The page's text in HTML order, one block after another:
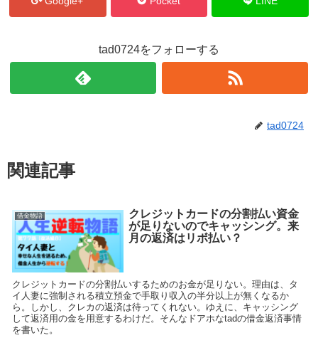
tad0724をフォローする
tad0724
関連記事
借金物語
クレジットカードの分割払い資金
が足りないのでキャッシング。来
月の返済はリボ払い？
クレジットカードの分割払いするためのお金が足りない。理由は、タ
イ人妻に強制される積立預金で手取り収入の半分以上が無くなるか
ら。しかし、クレカの返済は待ってくれない。ゆえに、キャッシング
して返済用の金を用意するわけだ。そんなドアホなtadの借金返済事情
を書いた。